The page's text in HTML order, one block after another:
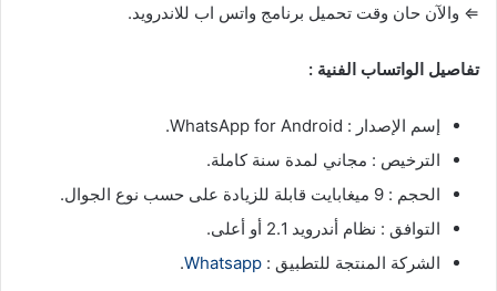
⇐ والآن حان وقت تحميل برنامج واتس اب للاندرويد.
تفاصيل الواتساب الفنية :
إسم الإصدار : WhatsApp for Android.
الترخيص : مجاني لمدة سنة كاملة.
الحجم : 9 ميغابايت قابلة للزيادة على حسب نوع الجوال.
التوافق : نظام أندرويد 2.1 أو أعلى.
الشركة المنتجة للتطبيق : Whatsapp
.